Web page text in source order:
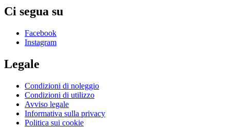
Ci segua su
Facebook
Instagram
Legale
Condizioni di noleggio
Condizioni di utilizzo
Avviso legale
Informativa sulla privacy
Politica sui cookie